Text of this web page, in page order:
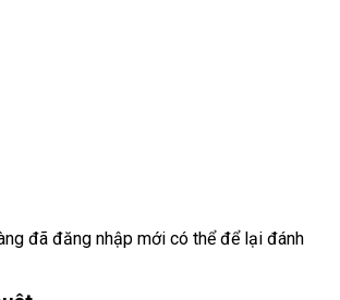
đã đăng nhập mới có thể để lại đánh